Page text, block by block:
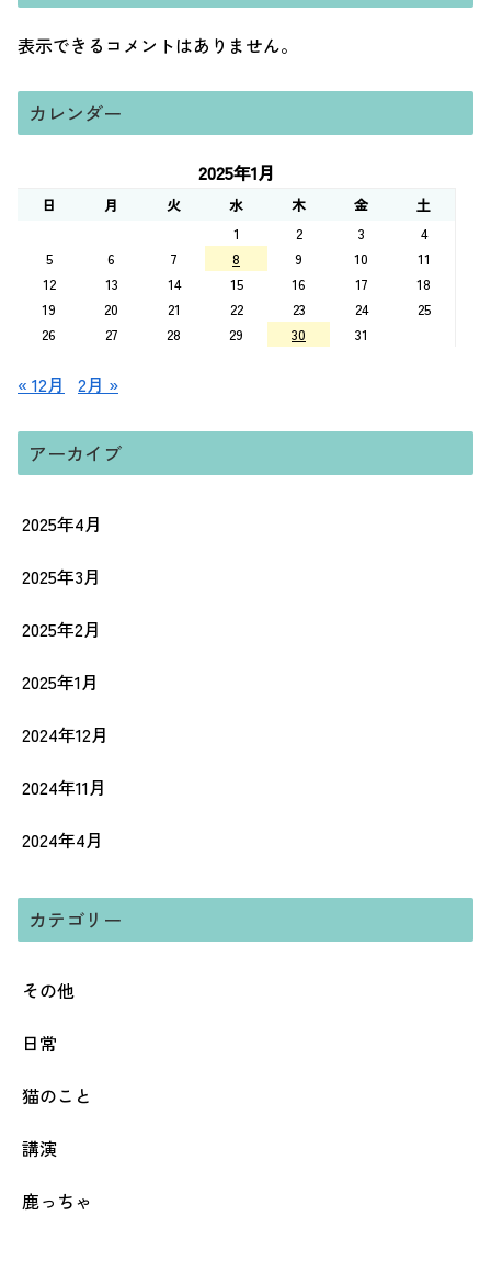
表示できるコメントはありません。
カレンダー
2025年1月
日 月 火 水 木 金
土
1
2 3
4
5
6 7 8 9 10
11
12
13 14 15 16 17
18
19
20 21 22 23 24
25
26
27 28 29 30 31
« 12月 2月 »
アーカイブ
2025年4月
2025年3月
2025年2月
2025年1月
2024年12月
2024年11月
2024年4月
カテゴリー
その他
日常
猫のこと
講演
鹿っちゃ